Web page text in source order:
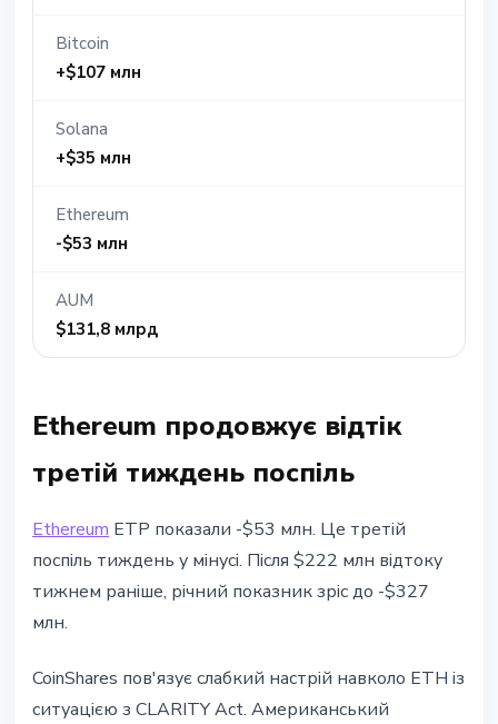
Bitcoin
+$107 млн
Solana
+$35 млн
Ethereum
-$53 млн
AUM
$131,8 млрд
Ethereum продовжує відтік
третій тиждень поспіль
Ethereum ETP показали -$53 млн. Це третій
поспіль тиждень у мінусі. Після $222 млн відтоку
тижнем раніше, річний показник зріс до -$327
млн.
CoinShares пов'язує слабкий настрій навколо ETH із
ситуацією з CLARITY Act. Американський